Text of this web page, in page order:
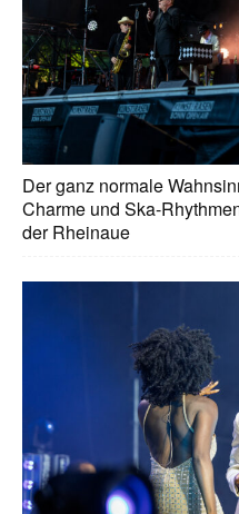
Der ganz normale
Charme und Ska-
der Rheinaue